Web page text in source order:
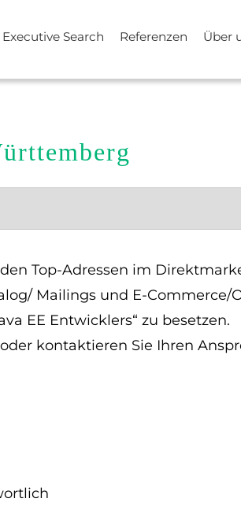
Executive Search Referenzen Über
Top-Adressen im
Mailings und E-Commerce/
EE Entwicklers“ zu besetzen.
kontaktieren Sie Ihren